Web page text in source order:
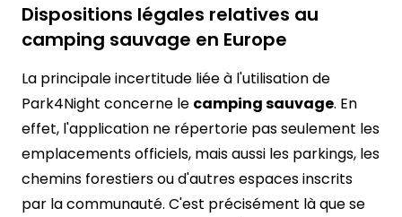
Dispositions légales relatives au
camping sauvage en Europe
La principale incertitude liée à l'utilisation de
Park4Night concerne le camping sauvage. En
effet, l'application ne répertorie pas seulement les
emplacements officiels, mais aussi les parkings, les
chemins forestiers ou d'autres espaces inscrits
par la communauté. C'est précisément là que se